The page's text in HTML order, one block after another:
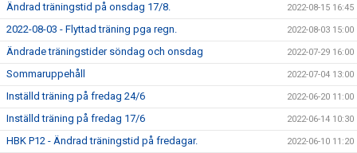
Ändrad träningstid på onsdag 17/8. 2022-08-15 16:45
2022-08-03 - Flyttad träning pga regn. 2022-08-03 15:00
Ändrade träningstider söndag och onsdag 2022-07-29 16:00
Sommaruppehåll 2022-07-04 13:00
Inställd träning på fredag 24/6 2022-06-20 11:00
Inställd träning på fredag 17/6 2022-06-14 10:30
HBK P12 - Ändrad träningstid på fredagar. 2022-06-10 11:20